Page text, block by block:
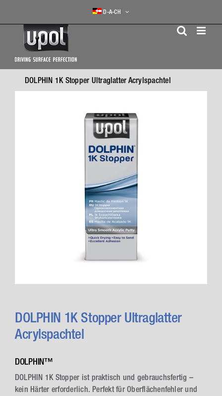
D-A-CH
DOLPHIN 1K Stopper Ultraglatter Acrylspachtel
DOLPHIN 1K Stopper Ultraglatter
Acrylspachtel
DOLPHIN™
DOLPHIN 1K Stopper ist praktisch und gebrauchsfertig –
kein Härter erforderlich. Perfekt für Oberflächenfehler und